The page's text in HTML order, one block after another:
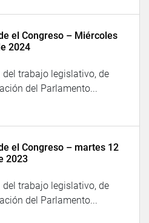
el Congreso – Miércoles
2024
trabajo legislativo, de
del Parlamento...
el Congreso – martes 12
2023
trabajo legislativo, de
del Parlamento...